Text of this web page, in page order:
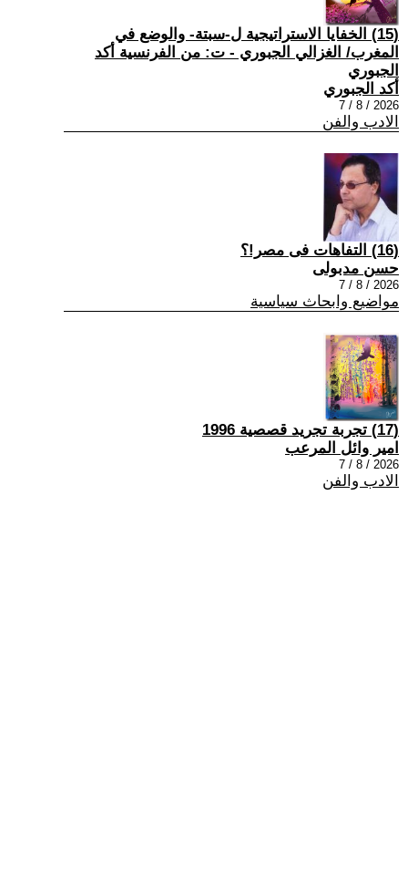
(15) الخفايا الاستراتيجية ل-سبتة- والوضع في
المغرب/ الغزالي الجبوري - ت: من الفرنسية أكد
الجبوري
أكد الجبوري
2026 / 8 / 7
الادب والفن
(16) التفاهات فى مصر!؟
حسن مدبولى
2026 / 8 / 7
مواضيع وابحاث سياسية
(17) تجربة تجريد قصصية 1996
امير وائل المرعب
2026 / 8 / 7
الادب والفن